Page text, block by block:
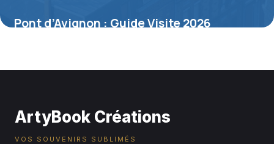
Pont d’Avignon : Guide Visite 2026
ArtyBook Créations
VOS SOUVENIRS SUBLIMÉS